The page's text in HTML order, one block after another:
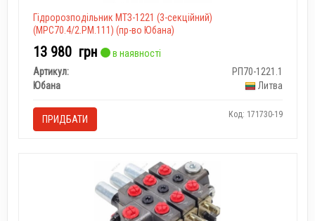
Гідророзподільник МТЗ-1221 (3-секційний)
(MPC70.4/2.PM.111) (пр-во Юбана)
13 980 грн
в наявності
Артикул:
РП70-1221.1
Юбана
Литва
ПРИДБАТИ Код: 171730-19